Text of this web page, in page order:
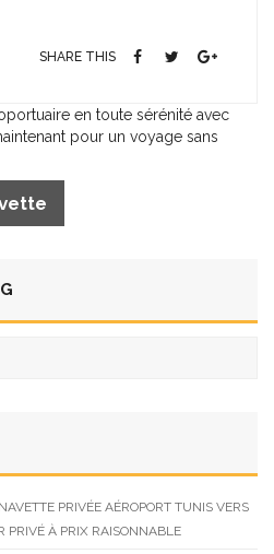
SHARE THIS
en toute sérénité avec
pour un voyage sans
PRIVÉE AÉROPORT TUNIS VERS
PRIVÉ À PRIX RAISONNABLE